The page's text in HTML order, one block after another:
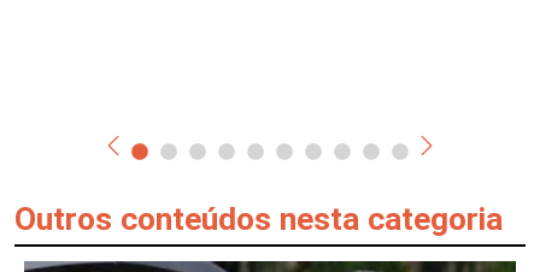
Outros conteúdos nesta categoria